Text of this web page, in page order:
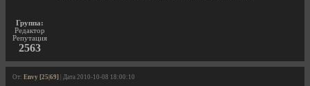
Группа:
Редактор
Репутация
2563
От: Envy [25|69] | Дата 2010-10-08 18:00:10